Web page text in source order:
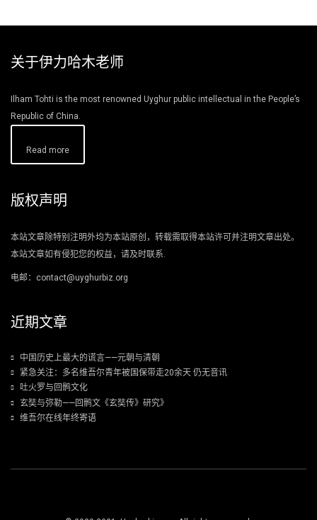
关于伊力哈木老师
Ilham Tohti is the most renowned Uyghur public intellectual in the People’s
Republic of China.
Read more
版权声明
本站文章除特别注明外均为本站原创，转载需取得本站许可并注明文章出处。
本站文章如有侵犯您的权益，请及时联系.
电邮：contact@uyghurbiz.org
近期文章
中国历史上最大的谎言——元朝与清朝
紧急关注：多名维吾尔青年被国保带走20余天 仍无音讯
吐火罗与回鹘文化
玄奘与弥勒——回鹘文《玄奘传》研究》
维吾尔在线年终寄语